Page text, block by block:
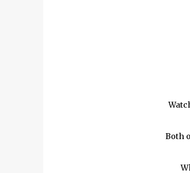
Both